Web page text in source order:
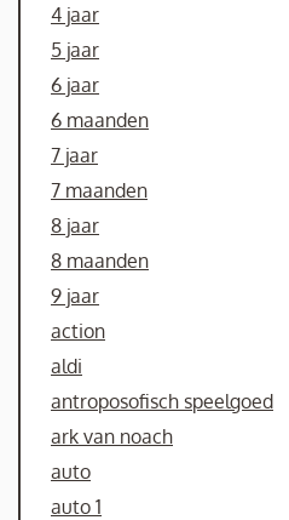
4 jaar
5 jaar
6 jaar
6 maanden
7 jaar
7 maanden
8 jaar
8 maanden
9 jaar
action
aldi
antroposofisch speelgoed
ark van noach
auto
auto 1